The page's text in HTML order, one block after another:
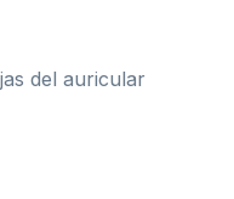
del auricular